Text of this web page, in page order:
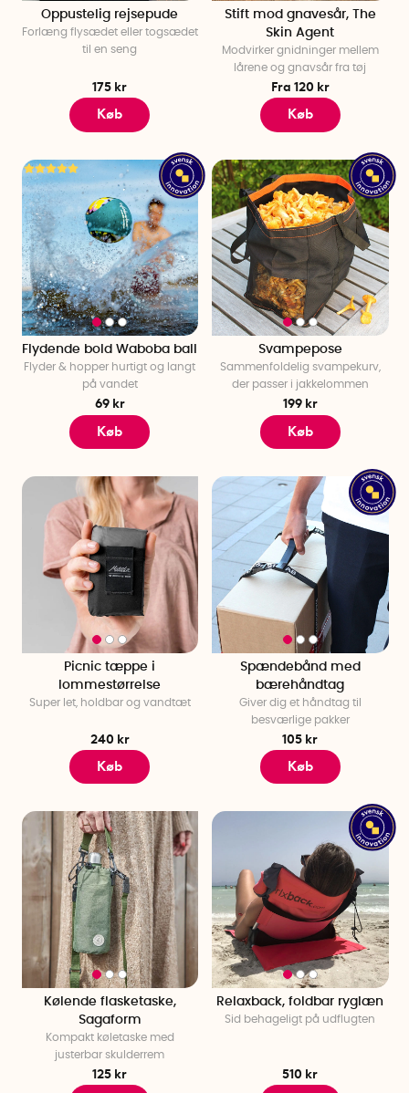
Oppustelig rejsepude
Forlæng flysædet eller togsædet
til en seng
175 kr
Køb
Stift mod gnavesår, The
Skin Agent
Modvirker gnidninger mellem
lårene og gnavsår fra tøj
Fra 120 kr
Køb
Flydende bold Waboba ball
Flyder & hopper hurtigt og langt
på vandet
69 kr
Køb
Svampepose
Sammenfoldelig svampekurv,
der passer i jakkelommen
199 kr
Køb
Picnic tæppe i
lommestørrelse
Super let, holdbar og vandtæt
240 kr
Køb
Spændebånd med
bærehåndtag
Giver dig et håndtag til
besværlige pakker
105 kr
Køb
Kølende flasketaske,
Sagaform
Kompakt køletaske med
justerbar skulderrem
125 kr
Relaxback, foldbar ryglæn
Sid behageligt på udflugten
510 kr